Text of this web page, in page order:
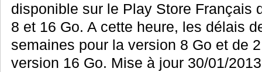
disponible sur le Play Store Français
8 et 16 Go. A cette heure, les délais
semaines pour la version 8 Go et de
version 16 Go. Mise à jour 30/01/